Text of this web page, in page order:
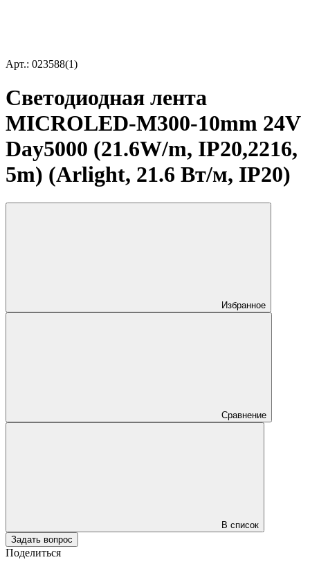
Арт.: 023588(1)
Светодиодная лента
MICROLED-M300-10mm 24V
Day5000 (21.6W/m, IP20,2216,
5m) (Arlight, 21.6 Вт/м, IP20)
Избранное
Сравнение
В список
Задать вопрос
Поделиться